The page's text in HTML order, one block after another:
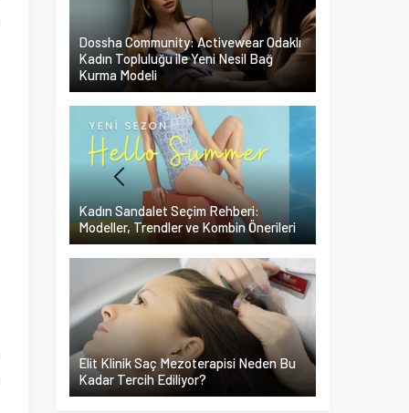
Dossha Community: Activewear Odaklı
Kadın Topluluğu ile Yeni Nesil Bağ
Kurma Modeli
Kadın Sandalet Seçim Rehberi:
Modeller, Trendler ve Kombin Önerileri
Elit Klinik Saç Mezoterapisi Neden Bu
Kadar Tercih Ediliyor?